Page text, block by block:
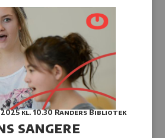
kl. 10.30 Randers Bibliotek
sangere